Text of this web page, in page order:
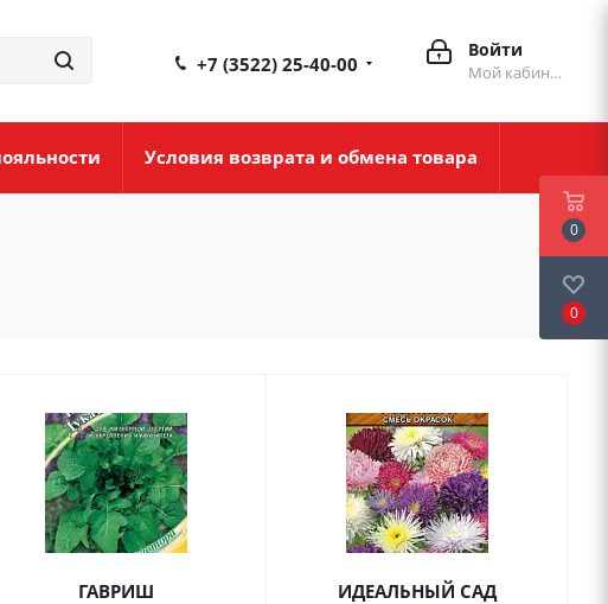
Войти
Мой кабинет
+7 (3522) 25-40-00
Условия возврата и обмена товара
ГАВРИШ ИДЕАЛЬНЫЙ САД
0
0